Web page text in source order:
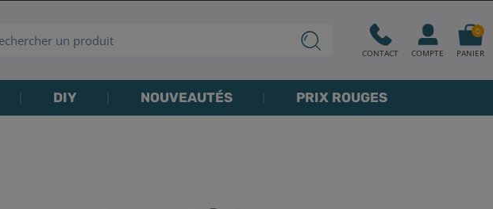
CONTACT COMPTE PANIER
0
DIY NOUVEAUTÉS PRIX ROUGES